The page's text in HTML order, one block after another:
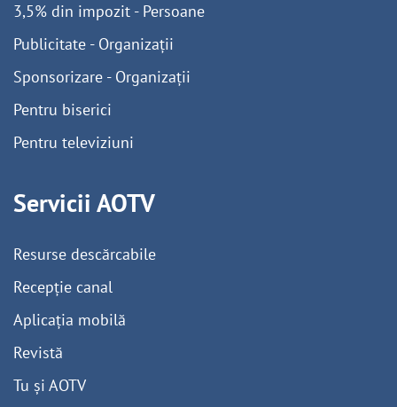
3,5% din impozit - Persoane
Publicitate - Organizații
Sponsorizare - Organizații
Pentru biserici
Pentru televiziuni
Servicii AOTV
Resurse descărcabile
Recepție canal
Aplicația mobilă
Revistă
Tu și AOTV